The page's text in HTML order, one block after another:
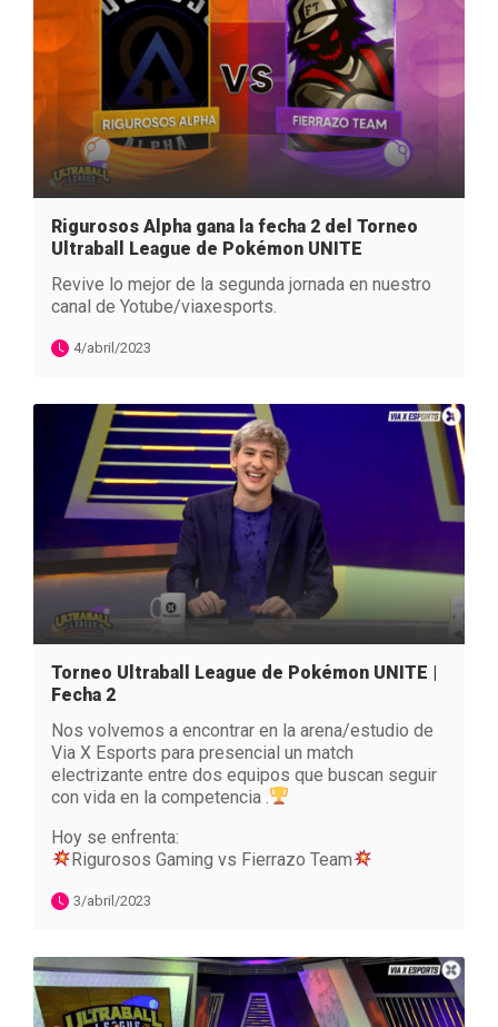
Rigurosos Alpha gana la fecha 2 del Torneo
Ultraball League de Pokémon UNITE
Revive lo mejor de la segunda jornada en nuestro
canal de Yotube/viaxesports.
4/abril/2023
Torneo Ultraball League de Pokémon UNITE |
Fecha 2
Nos volvemos a encontrar en la arena/estudio de
Via X Esports para presencial un match
electrizante entre dos equipos que buscan seguir
con vida en la competencia .
Hoy se enfrenta:
Rigurosos Gaming vs Fierrazo Team
3/abril/2023